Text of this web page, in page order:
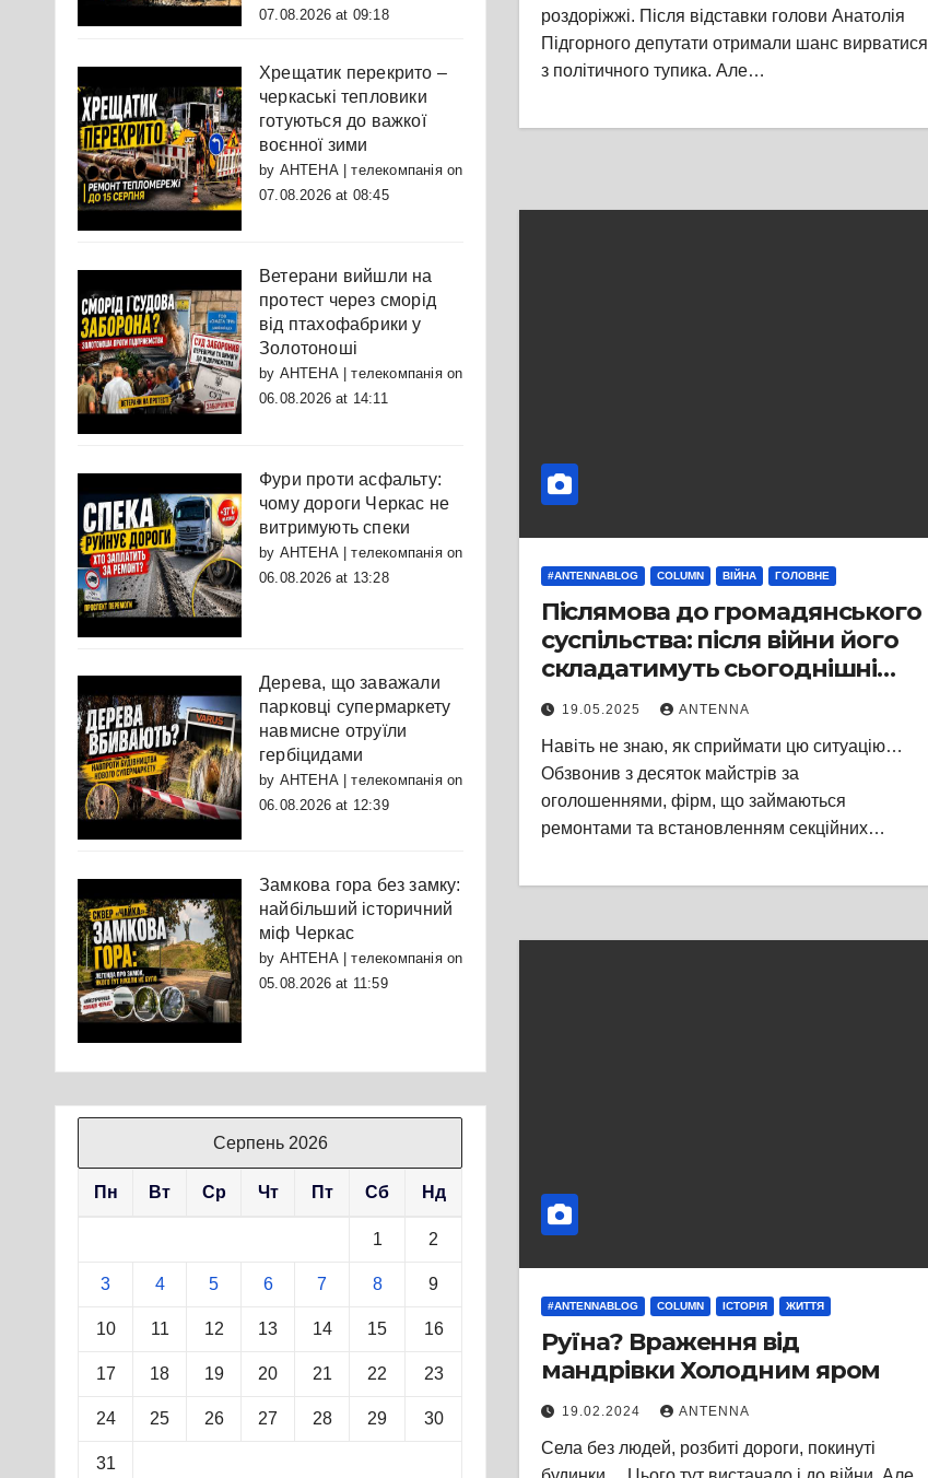
07.08.2026 at 09:18
Хрещатик перекрито –
черкаські тепловики
готуються до важкої
воєнної зими
by АНТЕНА | телекомпаніяon
07.08.2026 at 08:45
Ветерани вийшли на
протест через сморід
від птахофабрики у
Золотоноші
by АНТЕНА | телекомпаніяon
06.08.2026 at 14:11
Фури проти асфальту:
чому дороги Черкас не
витримують спеки
by АНТЕНА | телекомпаніяon
06.08.2026 at 13:28
Дерева, що заважали
парковці супермаркету
навмисне отруїли
гербіцидами
by АНТЕНА | телекомпаніяon
06.08.2026 at 12:39
Замкова гора без замку:
найбільший історичний
міф Черкас
by АНТЕНА | телекомпаніяon
05.08.2026 at 11:59
Серпень 2026
Пн Вт Ср Чт Пт Сб Нд
1 2
3 4 5 6 7 8 9
10 11 12 13 14 15 16
17 18 19 20 21 22 23
24 25 26 27 28 29 30
31
роздоріжжі. Після відставки голови Анатолія
Підгорного депутати отримали шанс вирватися
з політичного тупика. Але…
#ANTENNABLOG COLUMN ВІЙНА ГОЛОВНЕ
Післямова до громадянського
суспільства: після війни його
складатимуть сьогоднішні
ухилянти; пасіонарна
меншість, що виживе на війні,
буде змушена поступитися
своїми цінностями? —
колонка головного редактора
Антени
19.05.2025 ANTENNA
Навіть не знаю, як сприймати цю ситуацію…
Обзвонив з десяток майстрів за
оголошеннями, фірм, що займаються
ремонтами та встановленням секційних…
#ANTENNABLOG COLUMN ІСТОРІЯ ЖИТТЯ
Руїна? Враження від
мандрівки Холодним яром
19.02.2024 ANTENNA
Села без людей, розбиті дороги, покинуті